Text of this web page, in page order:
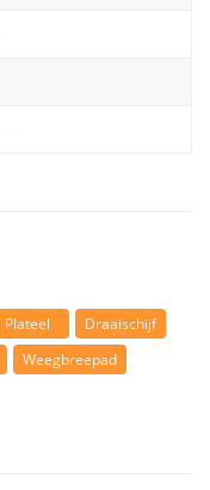
Plateel
Draaischijf
Weegbreepad